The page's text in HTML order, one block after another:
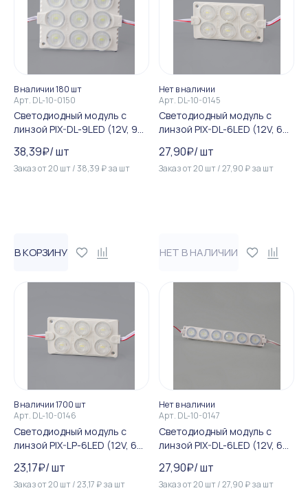
В наличии 180 шт
Арт. DL-10-0150
Светодиодный модуль c
линзой PIX-DL-9LED (12V, 9W,
38,39₽/шт
Заказ от20 шт/38,39 ₽за шт
В КОРЗИНУ
Нет в наличии
Арт. DL-10-0145
Светодиодный модуль c
линзой PIX-DL-6LED (12V, 6W,
27,90₽/шт
Заказ от20 шт/27,90 ₽за шт
НЕТ В НАЛИЧИИ
В наличии 1700 шт
Арт. DL-10-0146
Светодиодный модуль c
линзой PIX-LP-6LED (12V, 6W,
23,17₽/шт
Заказ от20 шт/23,17 ₽за шт
Нет в наличии
Арт. DL-10-0147
Светодиодный модуль c
линзой PIX-DL-6LED (12V, 6W,
27,90₽/шт
Заказ от20 шт/27,90 ₽за шт